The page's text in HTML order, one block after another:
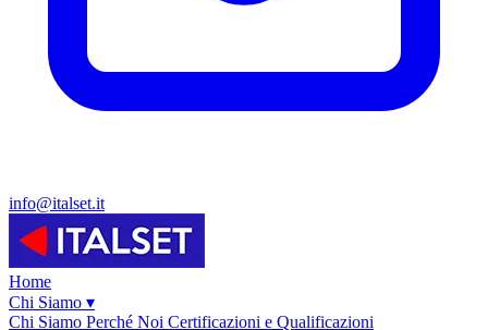
info@italset.it
Home
Chi Siamo ▾
Chi Siamo Perché Noi Certificazioni e Qualificazioni